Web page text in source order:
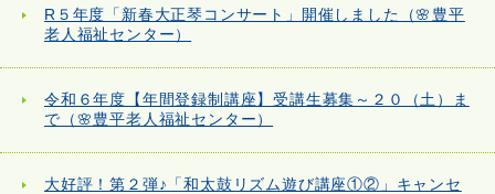
R５年度「新春大正琴コンサート」開催しました（🌸豊平
老人福祉センター）
令和６年度【年間登録制講座】受講生募集～２０（土）ま
で（🌸豊平老人福祉センター）
大好評！第２弾♪「和太鼓リズム遊び講座①②」キャンセ